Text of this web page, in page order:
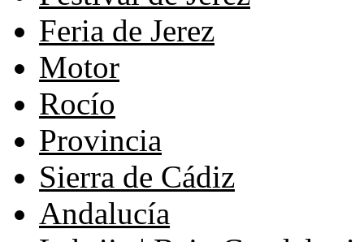
Feria de Jerez
Motor
Rocío
Provincia
Sierra de Cádiz
Andalucía